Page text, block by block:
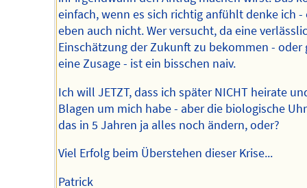
einfach, wenn es sich richtig anfühlt denke ich -
eben auch nicht. Wer versucht, da eine
Einschätzung der Zukunft zu bekommen - oder
eine Zusage - ist ein bisschen naiv.
Ich will JETZT, dass ich später NICHT heirate
Blagen um mich habe - aber die biologische
das in 5 Jahren ja alles noch ändern, oder?
Viel Erfolg beim Überstehen dieser Krise...
Patrick